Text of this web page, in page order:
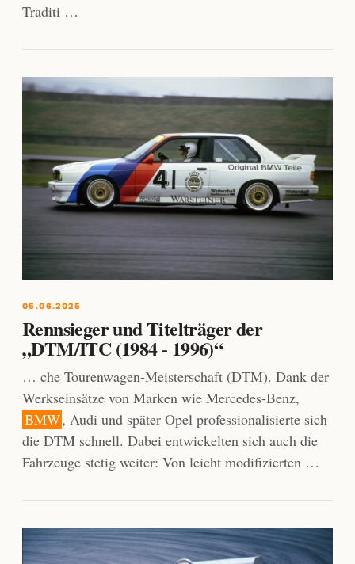
Traditi …
05.06.2025
Rennsieger und Titelträger der
„DTM/ITC (1984 - 1996)“
… che Tourenwagen-Meisterschaft (DTM). Dank der
Werkseinsätze von Marken wie Mercedes-Benz,
BMW, Audi und später Opel professionalisierte sich
die DTM schnell. Dabei entwickelten sich auch die
Fahrzeuge stetig weiter: Von leicht modifizierten …